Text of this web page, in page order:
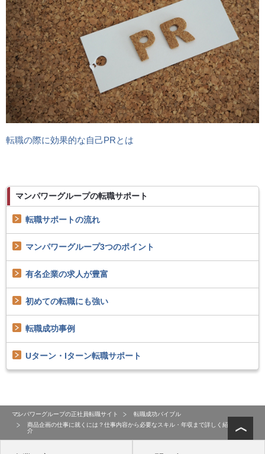
転職の際に効果的な自己PRとは
マンパワーグループの転職サポート
転職サポートの流れ
マンパワーグループ3つのポイント
有名企業の求人が豊富
初めての転職にも強い
転職成功事例
Uターン・Iターン転職サポート
マンパワーグループの正社員転職サイト
転職成功バイブル
商品企画の仕事に就くには？仕事内容から必要なスキル・年収まで詳しく紹
介